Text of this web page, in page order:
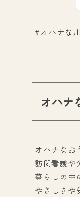
#オハナな
オハナ
オハナなお
訪問看護や
暮らしの中
やさしさや